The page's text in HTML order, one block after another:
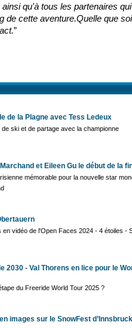
qu'à tous les partenaires
de cette aventure.Quelle que
”
de la Plagne avec Tess Ledeux
ski et de partage avec la championne
et Eileen Gu le début de la
mémorable pour la nouvelle star
en vidéo de l'Open Faces 2024 - 4 étoiles -
2030 - Val Thorens en lice pour le
du Freeride World Tour 2025 ?
images sur le SnowFest d’Innsbruck